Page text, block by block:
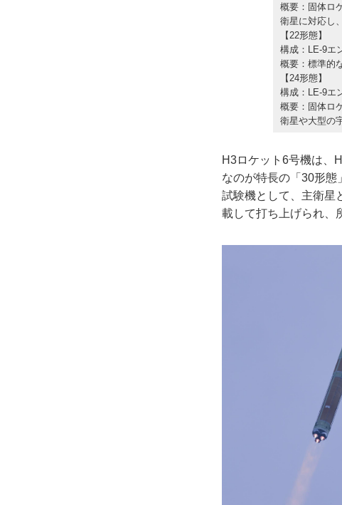
概要：固体ロ
衛星に対応し
【22形態】
構成：LE-9エ
概要：標準的
【24形態】
構成：LE-9エ
概要：固体ロ
衛星や大型の
H3ロケット6号機は、
なのが特長の「30形態
試験機として、主衛星
載して打ち上げられ、